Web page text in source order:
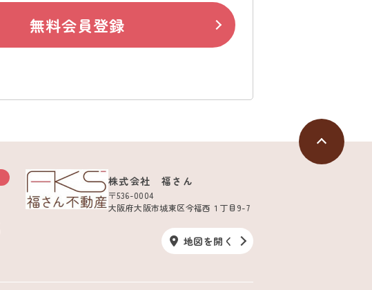
無料会員登録
株式会社 福さん
〒536-0004
大阪府大阪市城東区今福西１丁目9-7
地図を開く